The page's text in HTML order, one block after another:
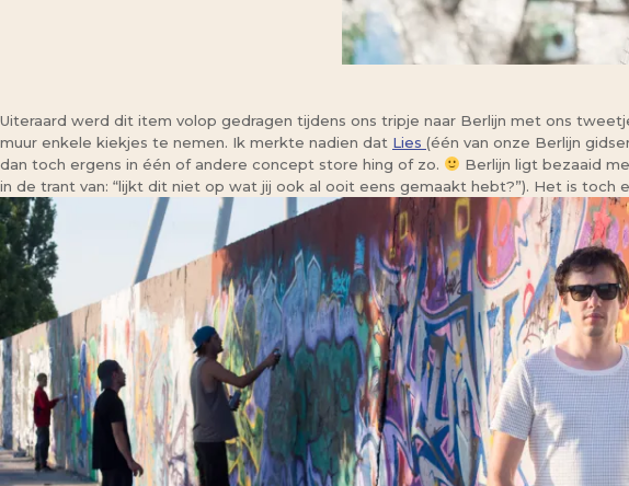
Uiteraard werd dit item volop gedragen tijdens ons tripje naar Berlijn met ons
muur enkele kiekjes te nemen. Ik merkte nadien dat Lies (één van onze Berlijn
dan toch ergens in één of andere concept store hing of zo.
Berlijn ligt bezaaid
in de trant van: “lijkt dit niet op wat jij ook al ooit eens gemaakt hebt?”). Het is toch